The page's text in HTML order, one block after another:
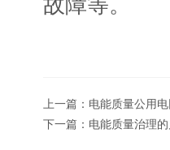
故障等。
上一篇： 电能质量公用
下一篇： 电能质量治理